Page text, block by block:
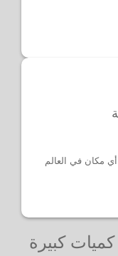
مكان في العالم
كبيرة